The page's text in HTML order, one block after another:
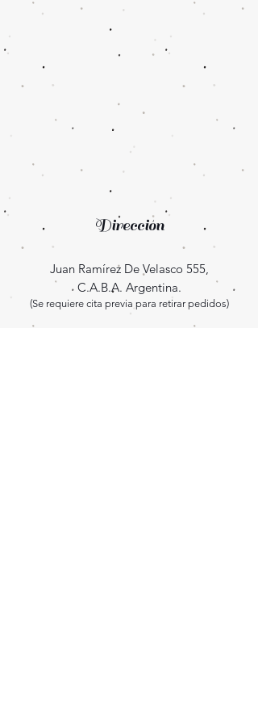
Dirección
Juan Ramírez De Velasco 555,
C.A.B.A. Argentina.
(Se requiere cita previa para retirar pedidos)